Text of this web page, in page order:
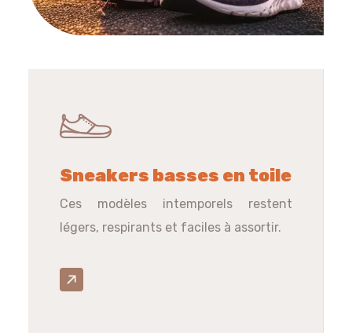
Sneakers basses en toile
Ces modèles intemporels restent
légers, respirants et faciles à assortir.